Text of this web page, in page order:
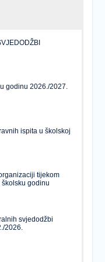
godinu 2026./2027.
ispita u školskoj
tijekom
školsku godinu
svjedodžbi
2026.